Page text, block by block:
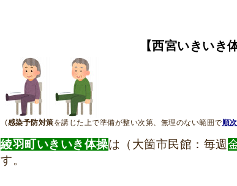
【西宮いきいき
(感染予防対策を講じた上で準備が整い次第、無理のない範囲で順
綾羽町いきいき体操は（大箇市民館：毎週
す。